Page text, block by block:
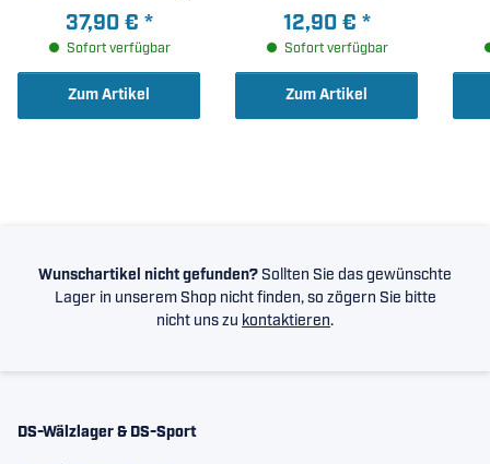
Messingkäfig, erhöhte
radiale LagerluftC3 (
35x80x31mm )
37,90 € *
Sofort verfügbar
Zum Artikel
35x80x31mm )
12,90 € *
Sofort verfügbar
Zum Artikel
Wunschartikel nicht gefunden? Sollten Sie das gewünschte
Lager in unserem Shop nicht finden, so zögern Sie bitte
nicht uns zu kontaktieren.
DS-Wälzlager & DS-Sport